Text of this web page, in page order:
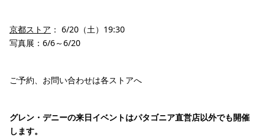
京都ストア ： 6/20（土）19:30
写真展：6/6～6/20
ご予約、お問い合わせは各ストアへ
グレン・デニーの来日イベントはパタゴニア直営店以外でも開催
します。